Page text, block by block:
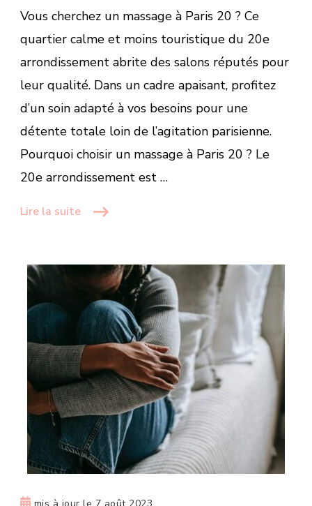
espaces
verts
detente
Vous cherchez un massage à Paris 20 ? Ce
quartier calme et moins touristique du 20e
arrondissement abrite des salons réputés pour
leur qualité. Dans un cadre apaisant, profitez
d’un soin adapté à vos besoins pour une
détente totale loin de l’agitation parisienne.
Pourquoi choisir un massage à Paris 20 ? Le
20e arrondissement est …
Lire la suite